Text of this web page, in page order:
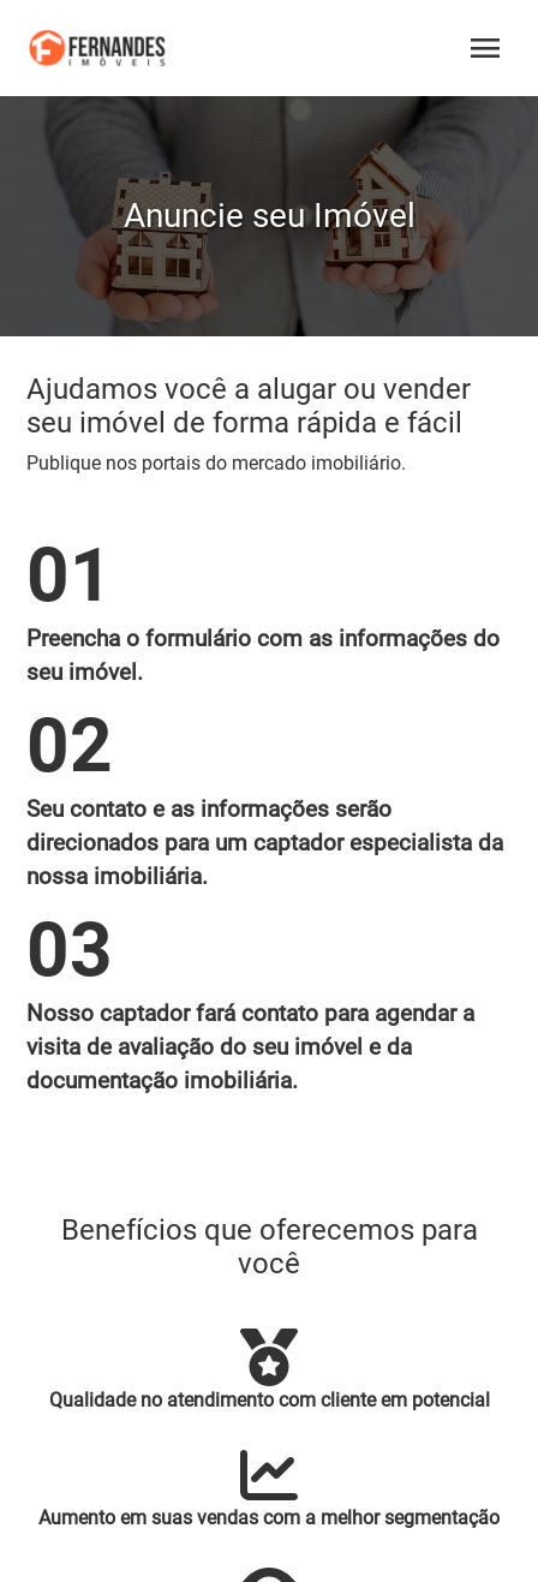
menu
Anuncie seu Imóvel
Ajudamos você a alugar ou vender
seu imóvel de forma rápida e fácil
Publique nos portais do mercado imobiliário.
01
Preencha o formulário com as informações do
seu imóvel.
02
Seu contato e as informações serão
direcionados para um captador especialista da
nossa imobiliária.
03
Nosso captador fará contato para agendar a
visita de avaliação do seu imóvel e da
documentação imobiliária.
Benefícios que oferecemos para
você
Qualidade no atendimento com cliente em potencial
Aumento em suas vendas com a melhor segmentação